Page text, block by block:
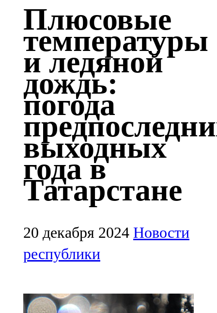
Кадыбаш
105,2 FM
Казан
91,5 FM
Кайбыч
106,1 FM
Кама тамагы
71,51 FM
Кукмара
107,9 FM
Лениногорский
102,1 FM
Мамадыш
106,2 FM
Плюсовые
температуры
и ледяной
дождь:
погода
выходных
года в
Татарстане
20 декабря 2024 Новости
республики